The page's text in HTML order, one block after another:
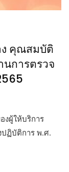
ง คุณสมบัติ
นการตรวจ
งผู้ให้บริการ
ปฏิบัติการ พ.ศ.